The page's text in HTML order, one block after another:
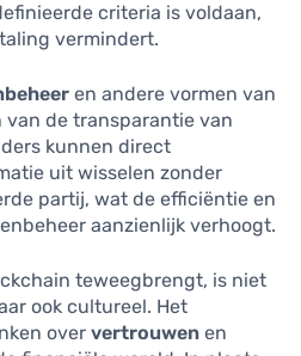
criteria is voldaan,
vermindert.
en andere vormen van
de transparantie van
kunnen direct
uit wisselen zonder
partij, wat de efficiëntie en
aanzienlijk verhoogt.
teweegbrengt, is niet
ook cultureel. Het
over vertrouwen en